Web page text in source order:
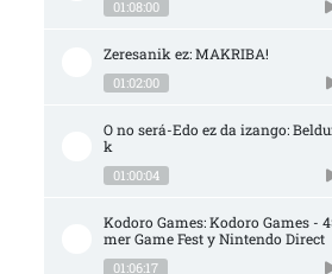
01:08:00
Zeresanik ez: MAKRIBA!
01:02:00
O no será-Edo ez da izango:
k
01:00:04
Kodoro Games: Kodoro Games -
mer Game Fest y Nintendo Direct
01:06:17